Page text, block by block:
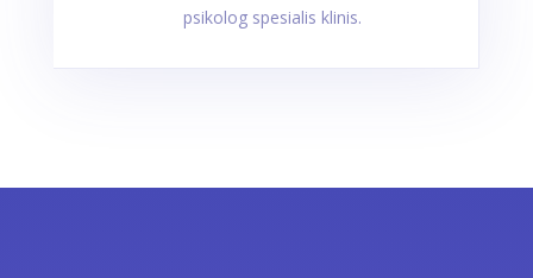
psikolog spesialis klinis.